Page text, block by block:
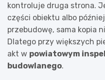
kontroluje druga strona.
części obiektu albo
przebudowę, sama kopia
Dlatego przy większych
akt w powiatowym
budowlanego.